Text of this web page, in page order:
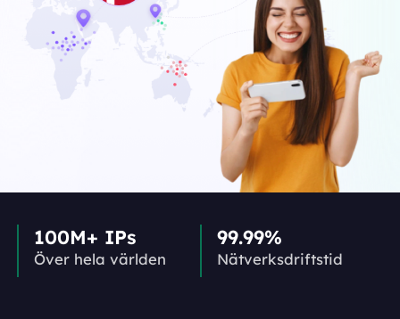
100M+ IPs
Över hela världen
99.99%
Nätverks­driftstid